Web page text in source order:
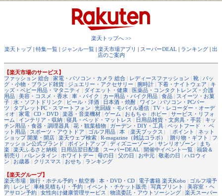
楽天トップへ >>
楽天トップ
特集一覧 ジャンル一覧 楽天市場アプリ スーパーDEAL ランキング
出
店のご案内
【楽天市場のサービス】
ファッション 総合
家電・パソコン・カメラ 総合 レディースファッション 靴
バッ
グ・小物・ブランド雑貨
ジュエリー・アクセサリー 腕時計 下着・ナイトウェア
キ
ッズ・ベビー用品・マタニティ
ダイエット・健康
医薬品・コンタクトレンズ・介護
用品
美容・コスメ・香水 車・バイク カー用品・バイク用品 食品
スイーツ・お菓
子
水・ソフトドリンク ビール・洋酒 日本酒・焼酎 ワイン
パソコン・PCパー
ツ
タブレットPC・スマートフォン 光回線・モバイル通信
TV・レコーダー・オーデ
ィオ
家電 CD・DVD 楽器・音楽機材 ゲーム おもちゃ ホビー
サービス・リフォ
ーム
インテリア・収納 寝具・ベッド・マットレス 日用品雑貨・文房具・手芸
キッ
チン用品・食器・調理器具
花・観葉植物 ガーデン・DIY・工具
ペットフード ・ ペ
ット用品
スポーツ・アウトドア ゴルフ用品 本 （楽天ブックス ） | ポイント
ネット
ショップ 開業・開店
楽天ウェブ検索 R-magazine（雑誌コラボ） 贈り物・ギフト
フ
ァッション公式ブランド
ポイントアップ ディズニーゾーン サンリオゾーン
まち
楽
楽天ふるさと納税 日用品翌日配達 スーパーDEAL 開催中イベント一覧
福袋＆
初売り
バレンタイン ホワイトデー 母の日 父の日 お中元 敬老の日
ハロウィ
ン
お歳暮 クリスマス おせち ランキング
【楽天グループ】
楽天市場
旅行・ホテル予約・航空券 本・DVD・CD 電子書籍 楽天Kobo
ゴルフ場予
約
レシピ 車検見積もり・予約 イベント・チケット販売 写真プリント
美容室・ヘ
アサロン予約
女性向け健康管理サービス 物流委託・アウトソーシング
楽天スーパー